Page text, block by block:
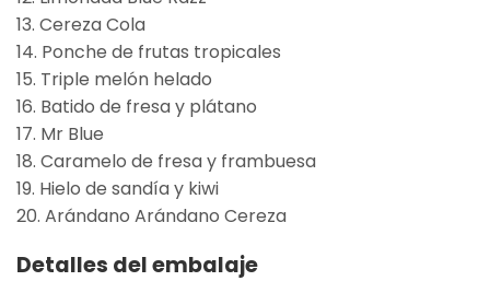
13. Cereza Cola
14. Ponche de frutas tropicales
15. Triple melón helado
16. Batido de fresa y plátano
17. Mr Blue
18. Caramelo de fresa y frambuesa
19. Hielo de sandía y kiwi
20. Arándano Arándano Cereza
Detalles del embalaje